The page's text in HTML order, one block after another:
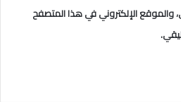
والموقع الإلكتروني في هذا المتصفح